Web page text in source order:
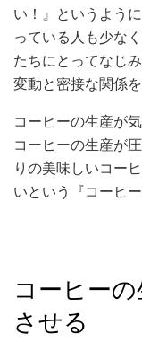
い！』というよう
っている人も少な
たちにとってなじ
変動と密接な関係
コーヒーの生産が
コーヒーの生産が
りの美味しいコー
いという『コーヒ
コーヒー
させる